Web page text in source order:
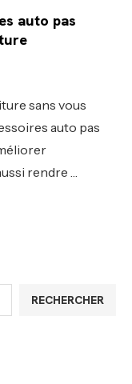
auto pas
sans vous
auto pas
rendre …
RECHERCHER